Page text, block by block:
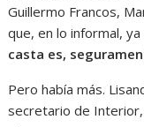
Guillermo Francos,
que, en lo informal, ya
casta es,
Pero había más.
secretario de